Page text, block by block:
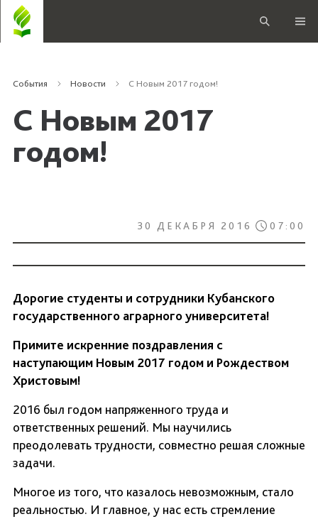
События Новости С Новым 2017 годом!
С Новым 2017
годом!
30 ДЕКАБРЯ 2016 07:00
Дорогие студенты и сотрудники Кубанского
государственного аграрного университета!
Примите искренние поздравления с
наступающим Новым 2017 годом и Рождеством
Христовым!
2016 был годом напряженного труда и
ответственных решений. Мы научились
преодолевать трудности, совместно решая сложные
задачи.
Многое из того, что казалось невозможным, стало
реальностью. И главное, у нас есть стремление